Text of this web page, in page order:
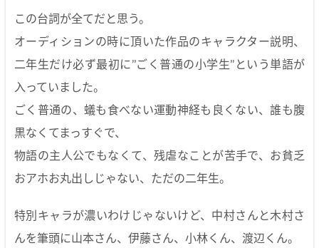
この台詞が全てだと思う。
オーディションの時に頂いた作品のキャラクター説明、
二年生だけ必ず最初に’’ごく普通の小学生’’という単語が
入っていました。
ごく普通の、蟻も食べない運動神経も良くない、誰も腹
黒なくてまっすぐで、
物語の主人公でもなくて、残虐なことが苦手で、お貧乏
おアホお丸出しじゃない、ただの二年生。
特別キャラが濃いわけじゃないけど、中村さんと木村さ
んを筆頭に山本さん、伊藤さん、小林くん、渡辺くん。